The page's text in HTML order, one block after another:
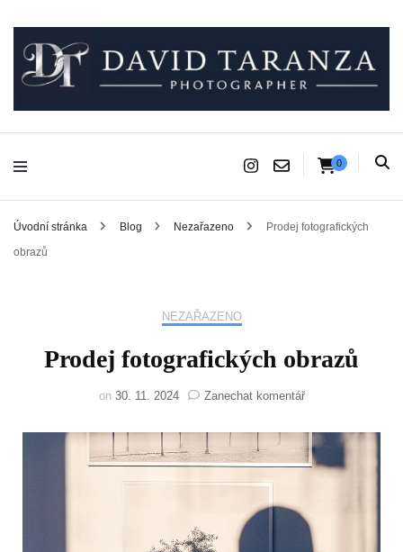
David Taranza
Fotograf pro chvíle, na kterých záleží.
0
Úvodní stránka Blog Nezařazeno
Prodej fotografických
obrazů
NEZAŘAZENO
Prodej fotografických obrazů
on 30. 11. 2024 Zanechat komentářna
fotografických
obrazů